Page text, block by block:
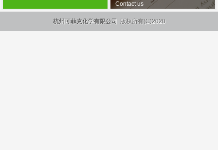
Contact us
杭州可菲克化学有限公司 版权所有(C)2020